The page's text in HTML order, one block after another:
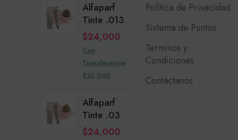
Alfaparf
Tinte .013
$24,000
Con
Transferencia
$23,040
Alfaparf
Tinte .03
$24,000
Política de Privacidad
Sistema de Puntos
Terminos y
Condiciones
Contactanos